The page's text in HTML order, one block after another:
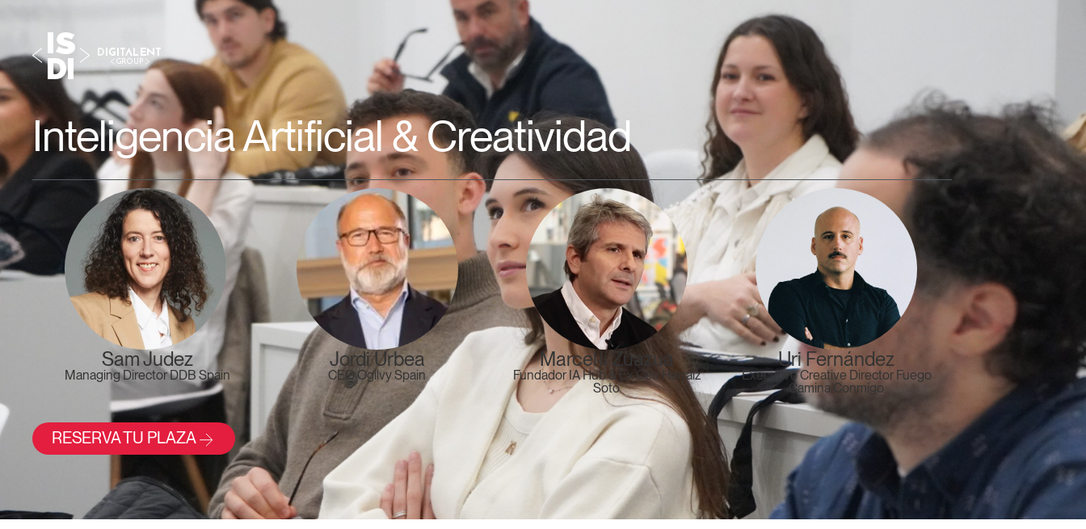
Inteligencia Artificial & Creatividad
Sam Judez
Managing Director DDB Spain
Jordi Urbea
CEO Ogilvy Spain
Marcel·lí Zuazua
Fundador IA Hub & Ex Ceo Herraiz
Soto
Uri Fernández
Executive Creative Director Fuego
Camina Conmigo
RESERVA TU PLAZA